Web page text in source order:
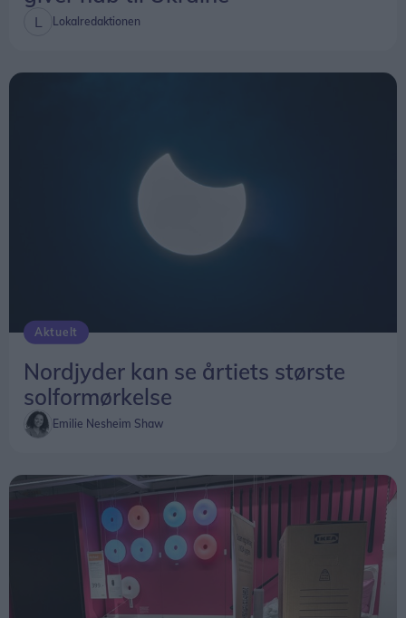
torsdag 13. august til søndag 16. august.
Lokalredaktionen
Aktuelt
Nordjyder kan se årtiets største
solformørkelse
Emilie Nesheim Shaw